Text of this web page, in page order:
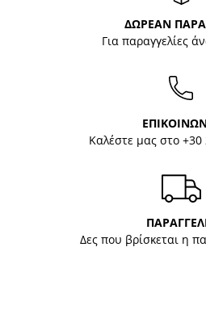
ΔΩΡΕΑΝ
Για παραγγελίες
Καλέστε μας στο +30
Δες που βρίσκεται η